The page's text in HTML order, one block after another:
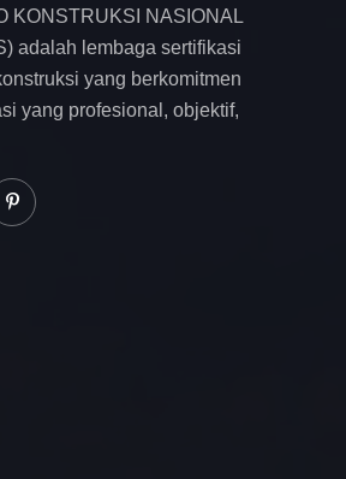
KONSTRUKSI NASIONAL
adalah lembaga sertifikasi
yang berkomitmen
yang profesional, objektif,